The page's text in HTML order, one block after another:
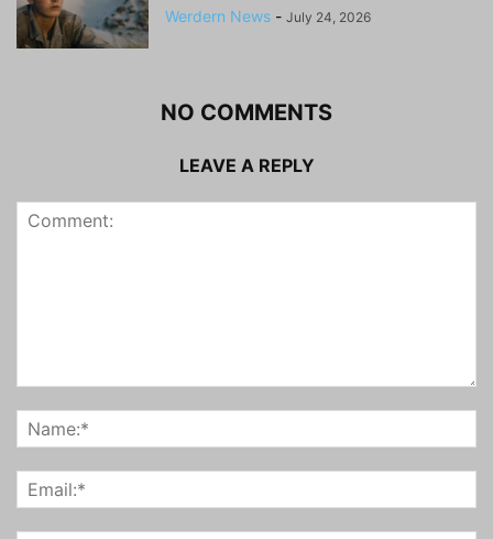
Werdern News - July 24, 2026
NO COMMENTS
LEAVE A REPLY